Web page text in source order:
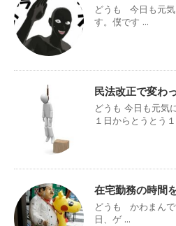
どうも 今日も元
す。僕です ...
民法改正で変わ
どうも 今日も元気
１日からとうとう
在宅勤務の時間
どうも かわまん
日、ゲ ...